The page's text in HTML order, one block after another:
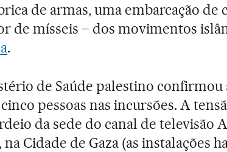
de armas, uma embarcação de
de mísseis – dos movimentos
.
de Saúde palestino confirmou
pessoas nas incursões. A
da sede do canal de televisão
na Cidade de Gaza (as instalações